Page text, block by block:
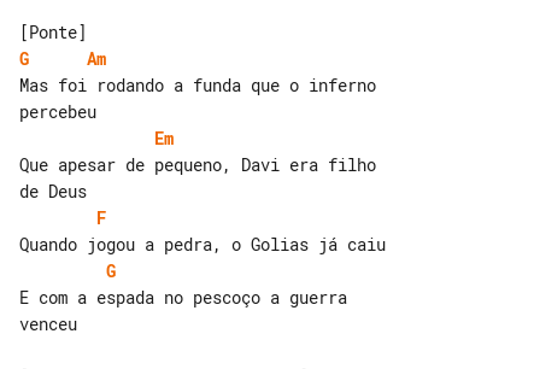
G
Am
Mas foi rodando a funda que o inferno
Em
Que apesar de pequeno, Davi era filho
F
G
E com a espada no pescoço a guerra
venceu